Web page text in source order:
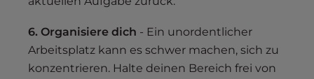
6. Organisiere dich - Ein unordentlicher
Arbeitsplatz kann es schwer machen, sich zu
konzentrieren. Halte deinen Bereich frei von